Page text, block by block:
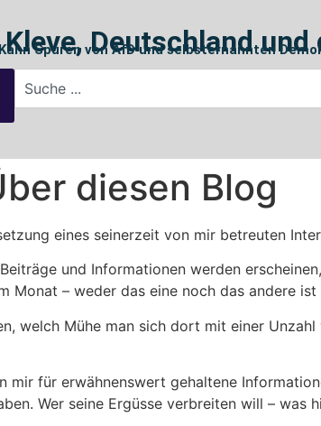
Kleve, Deutschland und
Kann Spuren von AfD und selbsternannten
diesen Blog
eines seinerzeit von mir betreuten
und Informationen werden
Monat – weder das eine noch das andere
welch Mühe man sich dort mit einer
für erwähnenswert gehaltene
Wer seine Ergüsse verbreiten will –